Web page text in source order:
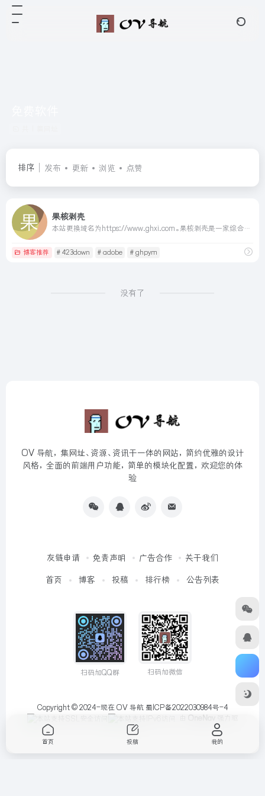
排序 发布 更新 浏览 点赞
果核剥壳
本站更换域名为https://www.ghxi.com。果核剥壳是一家综合科技站点，看新闻，分享精品、绿色软件，Windows系统。守住互联网最后的一片净土。
博客推荐 # 423down # adobe # ghpym
没有了
OV 导航，集网址、资源、资讯于一体的网站，简约优雅的设计
风格，全面的前端用户功能，简单的模块化配置，欢迎您的体
验
友链申请 免责声明 广告合作 关于我们
首页 博客 投稿 排行榜 公告列表
扫码加QQ群 扫码加微信
Copyright © 2024-现在 OV 导航 蜀ICP备2022030984号-4
动
首页 投稿 我的